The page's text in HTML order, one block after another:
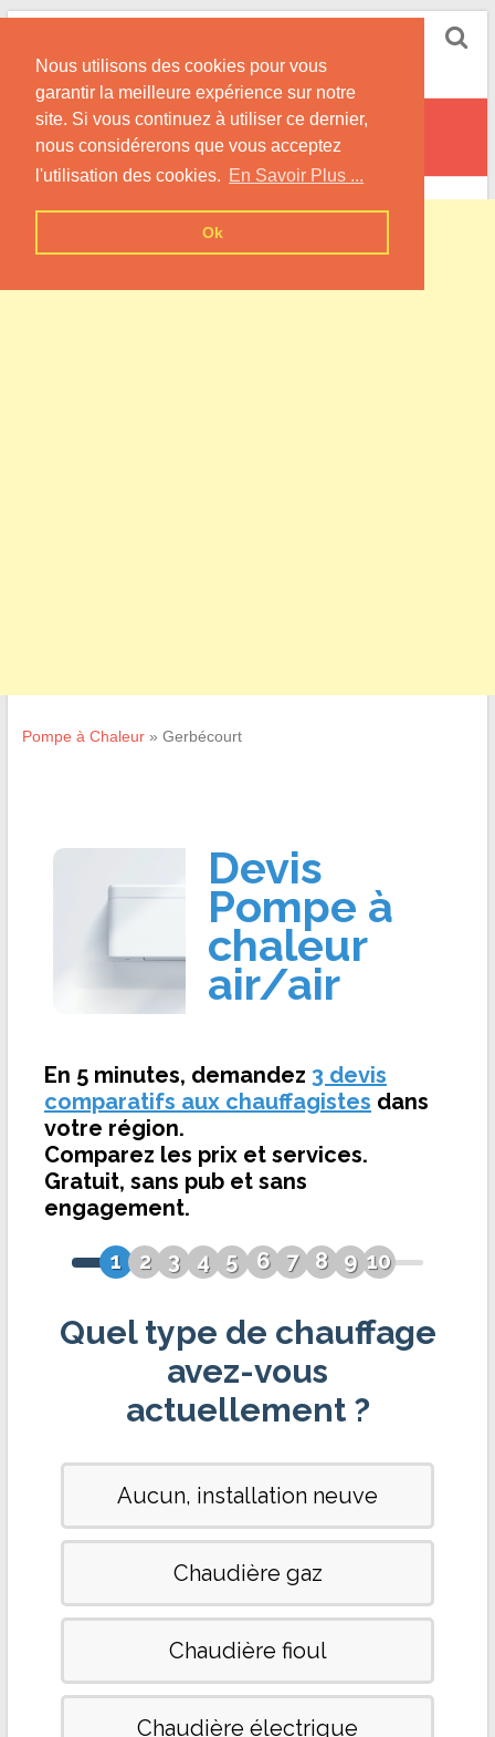
Nous utilisons des cookies pour vous
garantir la meilleure expérience sur notre
site. Si vous continuez à utiliser ce dernier,
nous considérerons que vous acceptez
l'utilisation des cookies. En Savoir Plus ...
Ok
Skip
content
Informations sur les Pompes à Chaleur
Gerbécourt
Pompe à Chaleur» Gerbécourt